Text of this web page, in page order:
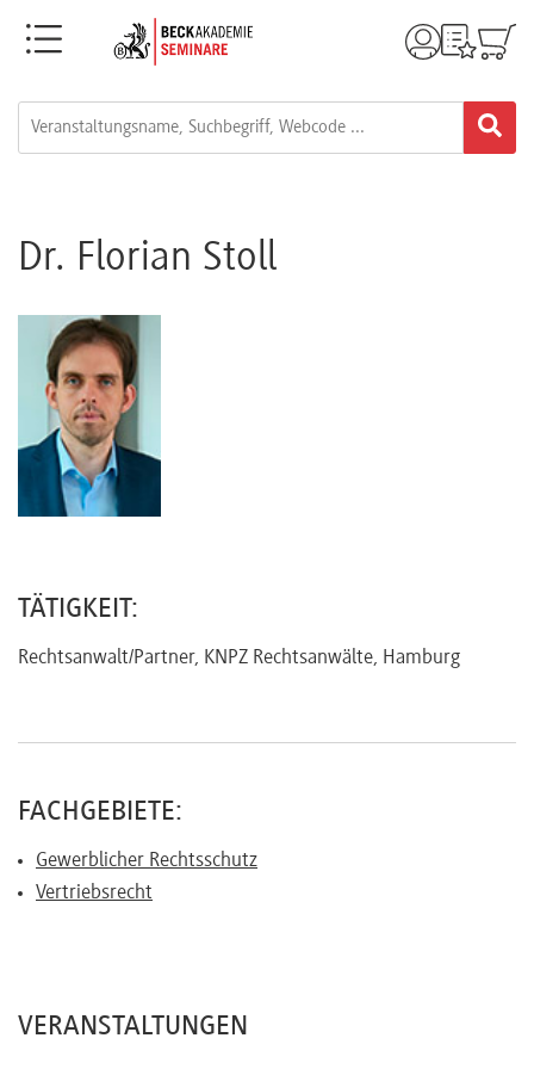
Menü
Webinare
e-
Learnings
Über
FAQ
Dr. Florian Stoll
TÄTIGKEIT:
Rechtsanwalt/Partner, KNPZ Rechtsanwälte, Hamburg
FACHGEBIETE:
Gewerblicher Rechtsschutz
Vertriebsrecht
VERANSTALTUNGEN